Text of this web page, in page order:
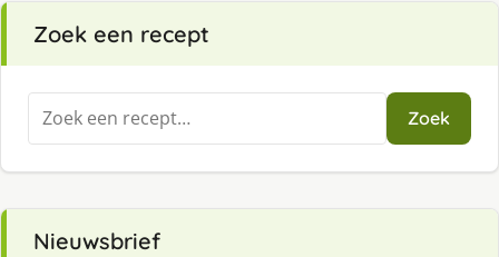
Zoek een recept
Zoeken
naar:
Zoek
Nieuwsbrief